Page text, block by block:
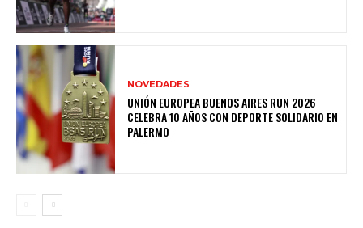
NOVEDADES
UNIÓN EUROPEA BUENOS AIRES RUN 2026
CELEBRA 10 AÑOS CON DEPORTE SOLIDARIO EN
PALERMO